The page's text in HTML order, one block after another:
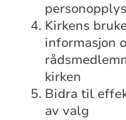
Kirkens
informasjon
kirken
Bidra til
av valg